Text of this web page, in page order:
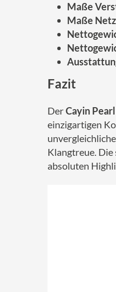
Maße
Maße
Fazit
DerCayin
einzigartigen
Klangtreue.
absoluten